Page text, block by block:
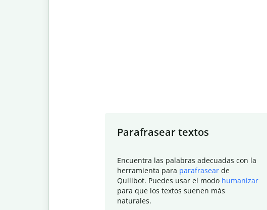
Parafrasear textos
Encuentra las palabras adecuadas con la
herramienta para parafrasear de
Quillbot. Puedes usar el modo humanizar
para que los textos suenen más
naturales.